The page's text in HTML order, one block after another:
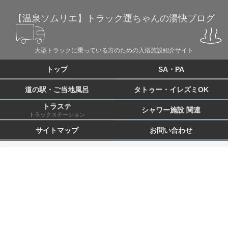
【温泉ソムリエ】トラック運ちゃんの湯快ブログ
大型トラックに乗っている方のための入浴施設紹介サイト
トップ SA・PA
道の駅・ご当地風呂 タトゥー・イレズミOK
トラステ
トラックステーション
シャワー施設 関連
サイトマップ お問い合わせ